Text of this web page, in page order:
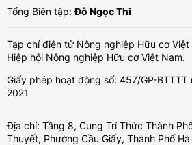
Tổng Biên tập:Đỗ Ngọc Thi
Tạp chí điện tử Nông nghiệp Hữu cơ
Hiệp hội Nông nghiệp Hữu cơ Việt Nam.
Giấy phép hoạt động số: 457/GP-
2021
Địa chỉ: Tầng 8, Cung Trí Thức Thành
Thuyết, Phường Cầu Giấy, Thành Phố Hà